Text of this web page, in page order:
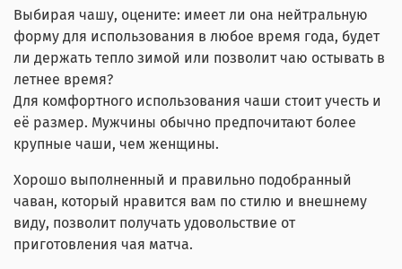
Выбирая чашу, оцените: имеет ли она нейтральную
форму для использования в любое время года, будет
ли держать тепло зимой или позволит чаю остывать в
летнее время?
Для комфортного использования чаши стоит учесть и
её размер. Мужчины обычно предпочитают более
крупные чаши, чем женщины.
Хорошо выполненный и правильно подобранный
чаван, который нравится вам по стилю и внешнему
виду, позволит получать удовольствие от
приготовления чая матча.